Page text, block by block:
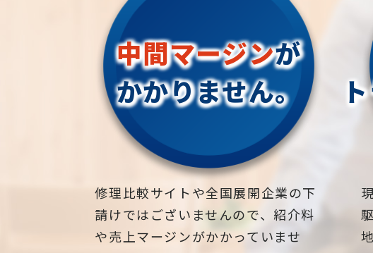
中間マージンが
かかりません。
修理比較サイトや全国展開企業の下
請けではございませんので、紹介料
や売上マージンがかかっていませ